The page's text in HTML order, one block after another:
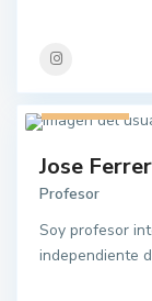
1 listado
Jose Ferrer
Profesor
Soy profesor
independiente